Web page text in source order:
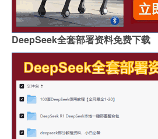
DeepSeek全套部署资料免费下载